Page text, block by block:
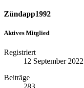
Zündapp1992
Aktives Mitglied
Registriert
12 September 2022
Beiträge
283